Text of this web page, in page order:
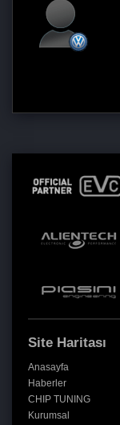
Site Haritası
Anasayfa
Haberler
CHIP TUNING
Kurumsal